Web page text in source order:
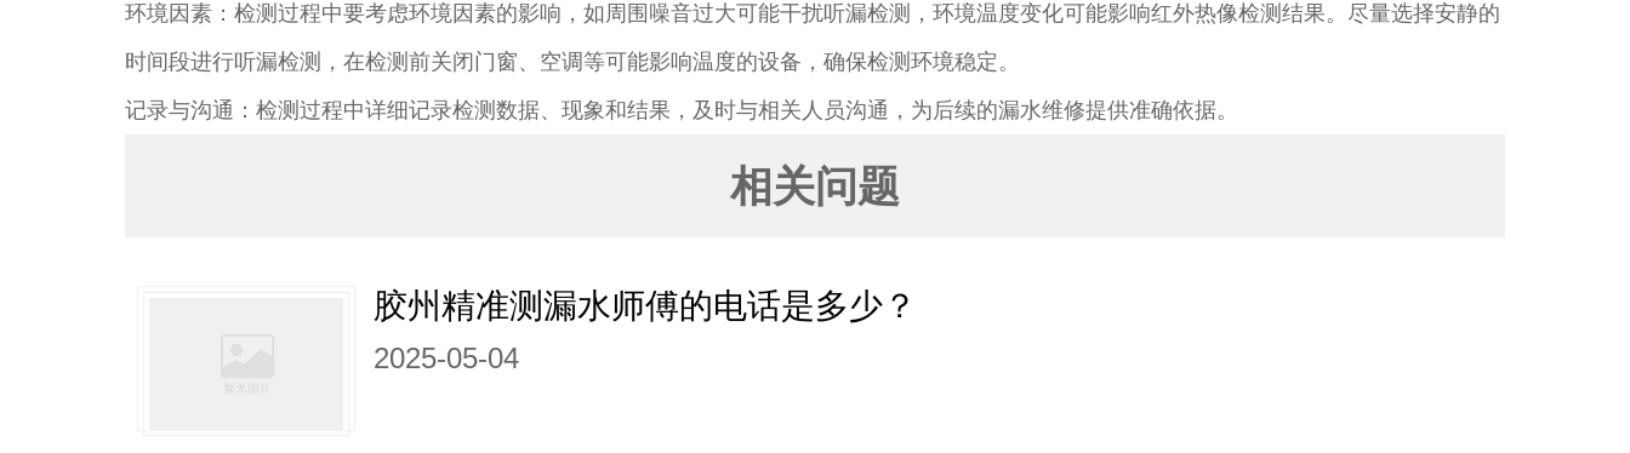
环境因素：检测过程中要考虑环境因素的影响，如周围噪音过大可能干扰听漏检测，环境温度变化可能影响红外热像检测结果。尽量选择安静的
时间段进行听漏检测，在检测前关闭门窗、空调等可能影响温度的设备，确保检测环境稳定。​
记录与沟通：检测过程中详细记录检测数据、现象和结果，及时与相关人员沟通，为后续的漏水维修提供准确依据。
相关问题
胶州精准测漏水师傅的电话是多少？
2025-05-04